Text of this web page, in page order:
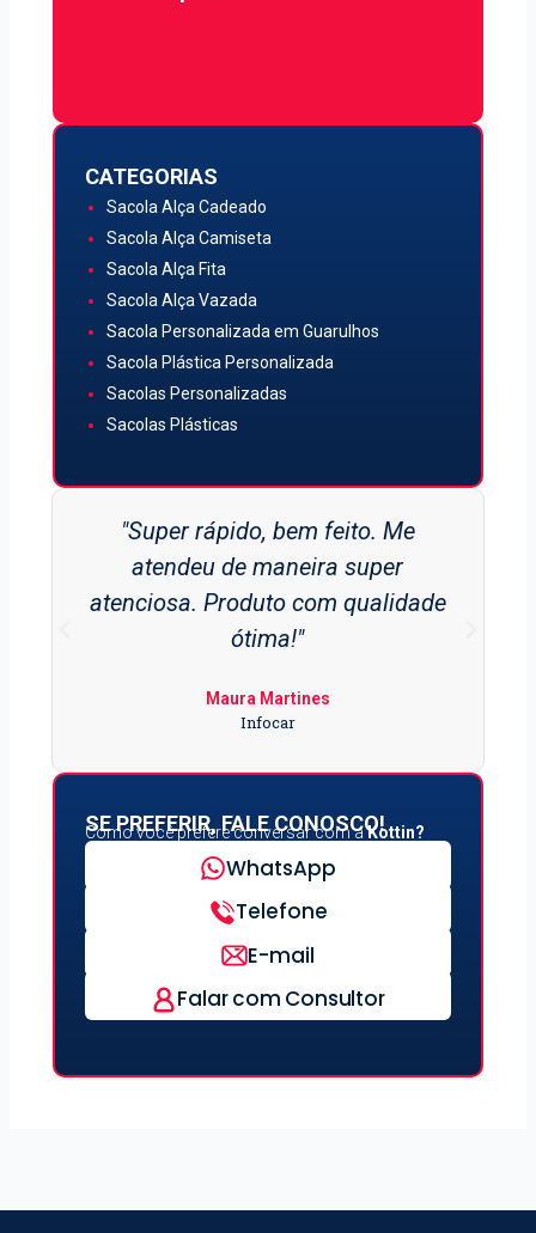
CATEGORIAS
Sacola Alça Cadeado
Sacola Alça Camiseta
Sacola Alça Fita
Sacola Alça Vazada
Sacola Personalizada em Guarulhos
Sacola Plástica Personalizada
Sacolas Personalizadas
Sacolas Plásticas
"Super rápido, bem feito. Me
atendeu de maneira super
atenciosa. Produto com qualidade
ótima!"
Maura Martines
Infocar
SE PREFERIR, FALE CONOSCO!
Como você prefere conversar com aKottin?
WhatsApp
Telefone
E-mail
Falar com Consultor